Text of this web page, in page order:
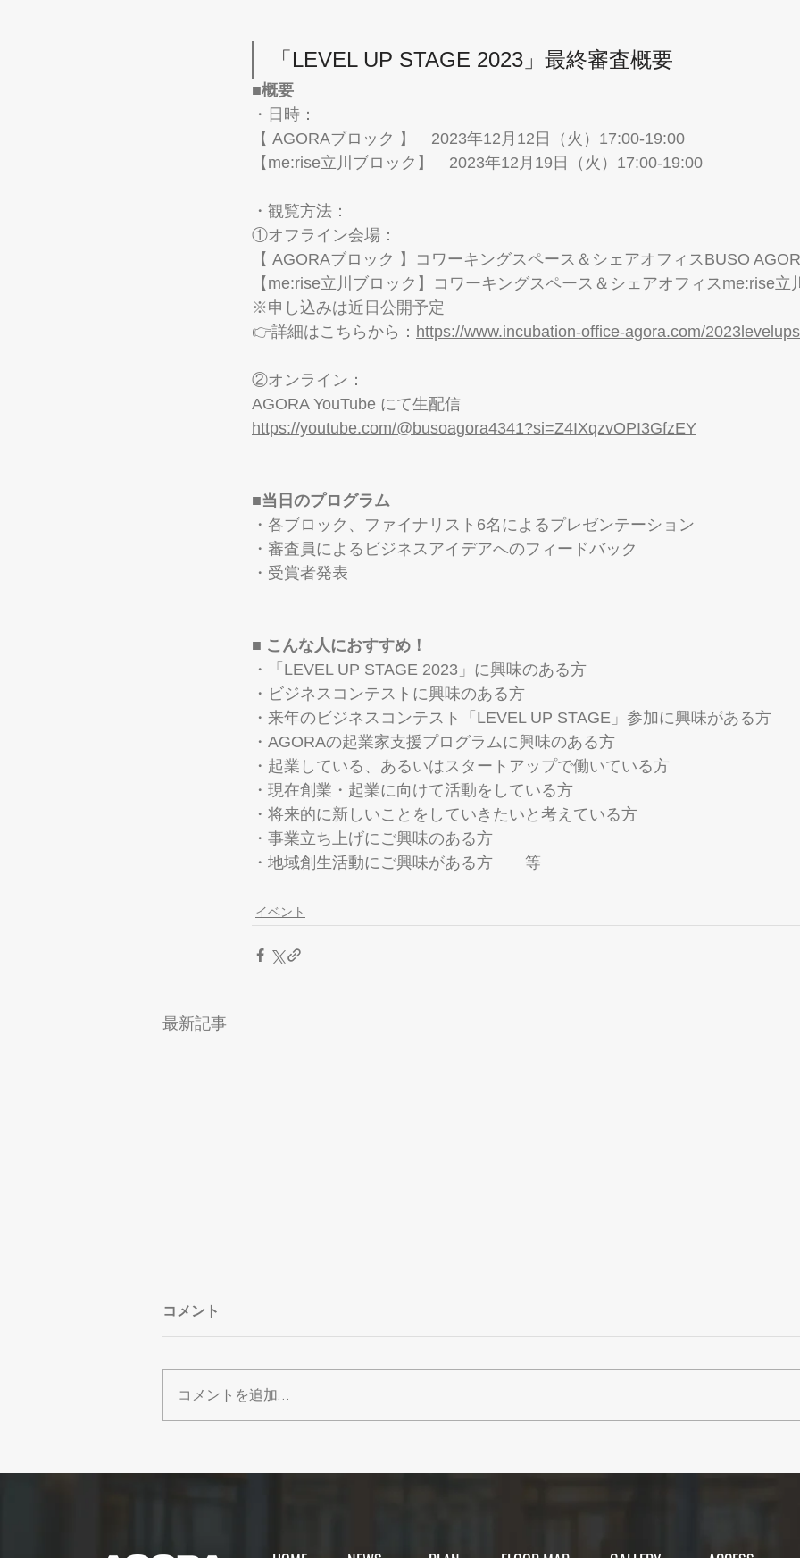
「LEVEL UP STAGE 2023」最終審査概要
■概要
・日時：
【 AGORAブロック 】　2023年12月12日（火）17:00-19:00
【me:rise立川ブロック】　2023年12月19日（火）17:00-19:00
・観覧方法：
①オフライン会場：
【 AGORAブロック 】コワーキングスペース＆シェアオフィスBUSO
【me:rise立川ブロック】コワーキングスペース＆シェアオフィスme:rise立川
※申し込みは近日公開予定
👉詳細はこちらから： https://www.incubation-office-agora.com/
②オンライン：
AGORA YouTube にて生配信
https://youtube.com/@busoagora4341?si=Z4IXqzvOPI3GfzEY
■当日のプログラム
・各ブロック、ファイナリスト6名によるプレゼンテーション
・審査員によるビジネスアイデアへのフィードバック
・受賞者発表
■ こんな人におすすめ！
・「LEVEL UP STAGE 2023」に興味のある方
・ビジネスコンテストに興味のある方
・来年のビジネスコンテスト「LEVEL UP STAGE」参加に興味がある方
・AGORAの起業家支援プログラムに興味のある方
・起業している、あるいはスタートアップで働いている方
・現在創業・起業に向けて活動をしている方
・将来的に新しいことをしていきたいと考えている方
・事業立ち上げにご興味のある方
・地域創生活動にご興味がある方　　等
イベント
最新記事
ってることありますか？8月
目標シェア会のお知らせ｜
集ま
コメント
コメントを追加…